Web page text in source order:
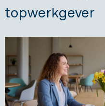
topwerkgever